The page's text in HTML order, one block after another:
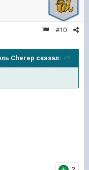
#10
Cherep сказал: